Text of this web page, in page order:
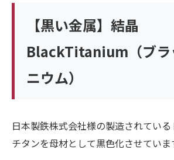
【黒い金属】結晶
BlackTitanium（ブラ
ニウム）
日本製鉄株式会社様の製造されてい
チタンを母材として黒色化させていま